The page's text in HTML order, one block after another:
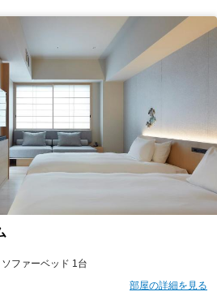
予約に進む
イント
予約に進む
ント
ファーベッド 1台
部屋の詳細を見る